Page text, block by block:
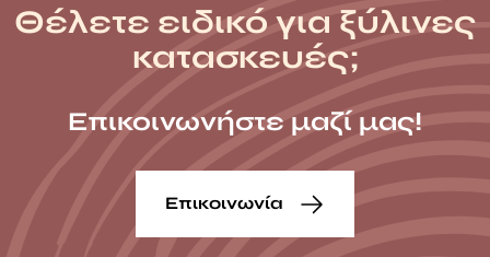
Θέλετε ειδικό για ξύλινες
κατασκευές;
Επικοινωνήστε μαζί μας!
Επικοινωνία